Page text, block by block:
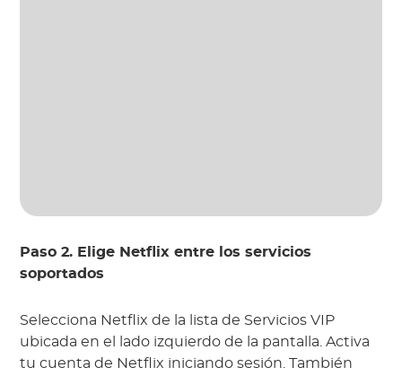
Paso 2. Elige Netflix entre los servicios
soportados
Selecciona Netflix de la lista de Servicios VIP
ubicada en el lado izquierdo de la pantalla. Activa
tu cuenta de Netflix iniciando sesión. También